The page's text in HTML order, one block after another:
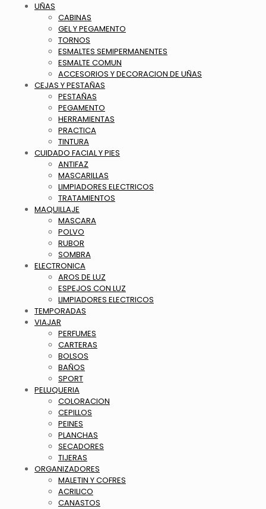
UÑAS
CABINAS
GEL Y PEGAMENTO
TORNOS
ESMALTES SEMIPERMANENTES
ESMALTE COMUN
ACCESORIOS Y DECORACION DE UÑAS
CEJAS Y PESTAÑAS
PESTAÑAS
PEGAMENTO
HERRAMIENTAS
PRACTICA
TINTURA
CUIDADO FACIAL Y PIES
ANTIFAZ
MASCARILLAS
LIMPIADORES ELECTRICOS
TRATAMIENTOS
MAQUILLAJE
MASCARA
POLVO
RUBOR
SOMBRA
ELECTRONICA
AROS DE LUZ
ESPEJOS CON LUZ
LIMPIADORES ELECTRICOS
TEMPORADAS
VIAJAR
PERFUMES
CARTERAS
BOLSOS
BAÑOS
SPORT
PELUQUERIA
COLORACION
CEPILLOS
PEINES
PLANCHAS
SECADORES
TIJERAS
ORGANIZADORES
MALETIN Y COFRES
ACRILICO
CANASTOS